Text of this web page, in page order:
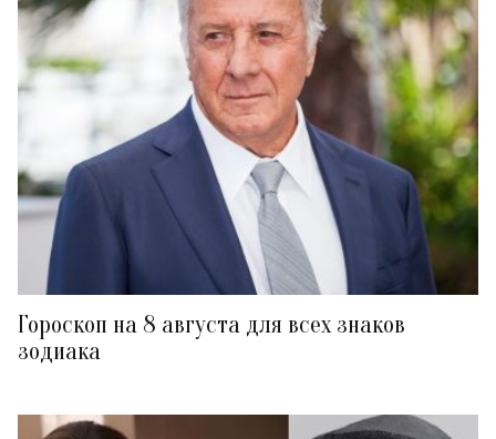
Гороскоп на 8 августа для всех знаков
зодиака